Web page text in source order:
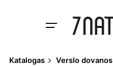
Katalogas Verslo dovanos